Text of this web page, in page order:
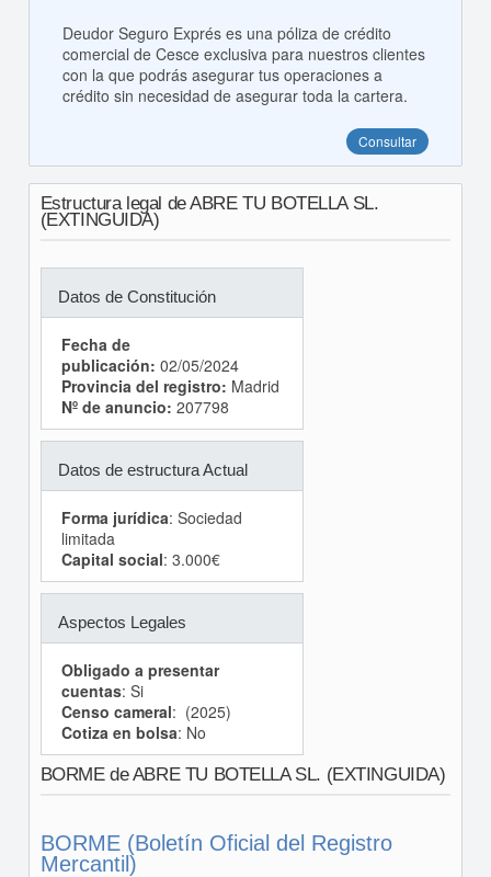
Deudor Seguro Exprés es una póliza de crédito
comercial de Cesce exclusiva para nuestros clientes
con la que podrás asegurar tus operaciones a
crédito sin necesidad de asegurar toda la cartera.
Consultar
Estructura legal de ABRE TU BOTELLA SL.
(EXTINGUIDA)
Datos de Constitución
Fecha de
publicación: 02/05/2024
Provincia del registro: Madrid
Nº de anuncio: 207798
Datos de estructura Actual
Forma jurídica: Sociedad
limitada
Capital social: 3.000€
Aspectos Legales
Obligado a presentar
cuentas: Si
Censo cameral: (2025)
Cotiza en bolsa: No
BORME de ABRE TU BOTELLA SL. (EXTINGUIDA)
BORME (Boletín Oficial del Registro
Mercantil)